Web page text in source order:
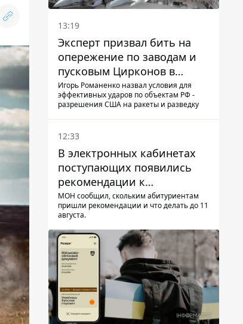
13:19
Эксперт призвал бить на
опережение по заводам и
пусковым Цирконов в
России
Игорь Романенко назвал условия для
эффективных ударов по объектам РФ -
разрешения США на ракеты и разведку
12:33
В электронных кабинетах
поступающих появились
рекомендации к
зачислению на бакалавриат
и в магистратуру – что
МОН сообщил, скольким абитуриентам
пришли рекомендации и что делать до 11
августа.